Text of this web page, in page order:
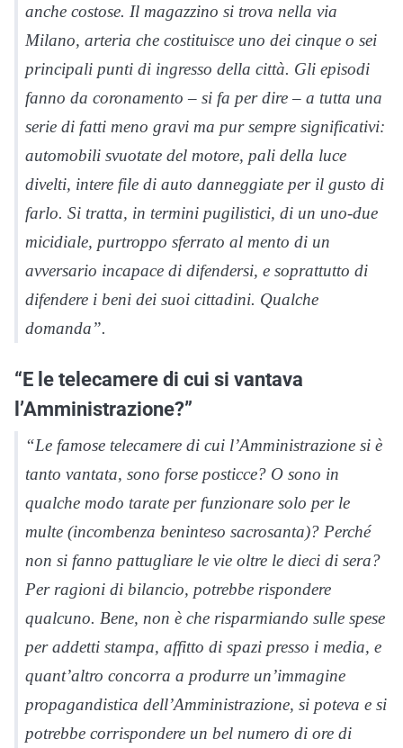
anche costose. Il magazzino si trova nella via
Milano, arteria che costituisce uno dei cinque o sei
principali punti di ingresso della città. Gli episodi
fanno da coronamento – si fa per dire – a tutta una
serie di fatti meno gravi ma pur sempre significativi:
automobili svuotate del motore, pali della luce
divelti, intere file di auto danneggiate per il gusto di
farlo. Si tratta, in termini pugilistici, di un uno-due
micidiale, purtroppo sferrato al mento di un
avversario incapace di difendersi, e soprattutto di
difendere i beni dei suoi cittadini. Qualche
domanda”.
“E le telecamere di cui si vantava
l’Amministrazione?”
“Le famose telecamere di cui l’Amministrazione si è
tanto vantata, sono forse posticce? O sono in
qualche modo tarate per funzionare solo per le
multe (incombenza beninteso sacrosanta)? Perché
non si fanno pattugliare le vie oltre le dieci di sera?
Per ragioni di bilancio, potrebbe rispondere
qualcuno. Bene, non è che risparmiando sulle spese
per addetti stampa, affitto di spazi presso i media, e
quant’altro concorra a produrre un’immagine
propagandistica dell’Amministrazione, si poteva e si
potrebbe corrispondere un bel numero di ore di